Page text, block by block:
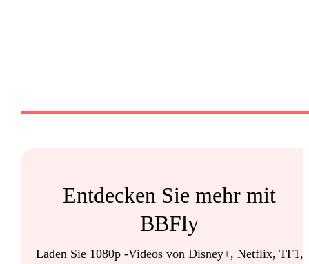
Entdecken Sie mehr mit
BBFly
Laden Sie 1080p -Videos von Disney+, Netflix, TF1,